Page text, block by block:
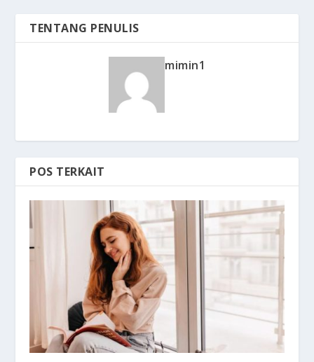
TENTANG PENULIS
mimin1
POS TERKAIT